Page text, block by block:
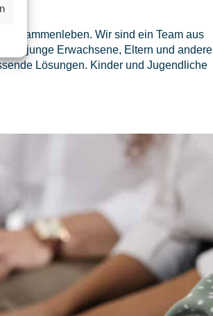
Wir sind ein Team aus
junge Erwachsene, Eltern und andere
Lösungen. Kinder und Jugendliche